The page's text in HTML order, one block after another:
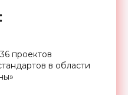
проектов
в области